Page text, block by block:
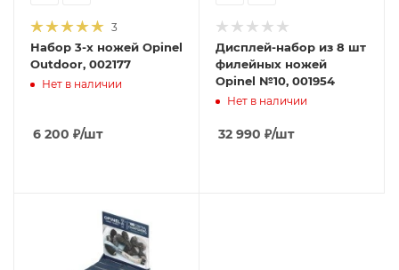
3
Набор 3-x ножей Opinel
Outdoor, 002177
Нет в наличии
6 200 ₽/шт
Дисплей-набор из 8 шт
филейных ножей
Opinel №10, 001954
Нет в наличии
32 990 ₽/шт